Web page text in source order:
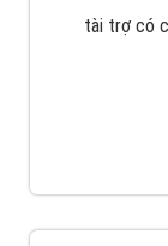
tài trợ có